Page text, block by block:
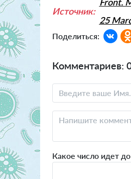
Источник:
25
Поделиться:
Комментариев:
Какое число идет